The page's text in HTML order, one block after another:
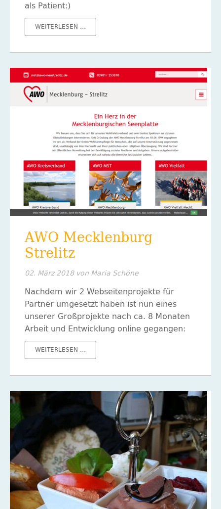
als Patient:)
WEITERLESEN …
AWO Mecklenburg
Strelitz
02. März 2018von Maria Schöne
Nachdem wir 2 Webseitenprojekte für
Partner umgesetzt haben ist nun eines
unserer Großprojekte nach ca. 8 Monaten
Arbeit und Entwicklung online gegangen:
WEITERLESEN …
MECKLENBURG
STRELITZ